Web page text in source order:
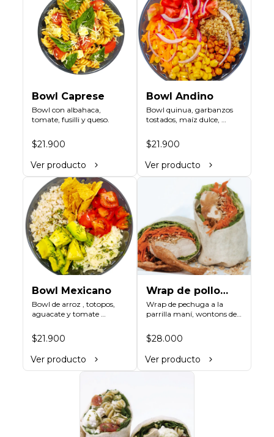
Bowl Caprese
Bowl con albahaca,
tomate, fusilli y queso.
$21.900
Ver producto
Bowl Andino
Bowl quinua, garbanzos
tostados, maíz dulce,
vinagreta de cilantro y
limón.
$21.900
Ver producto
Bowl Mexicano
Bowl de arroz , totopos,
aguacate y tomate
$21.900
Ver producto
Wrap de pollo
engreído
Wrap de pechuga a la
parrilla maní, wontons de
cilantro, mix de lechugas,
vinagreta thai a base de
$28.000
Ver producto